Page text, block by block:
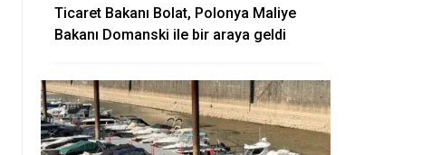
Ticaret Bakanı Bolat, Polonya Maliye
Bakanı Domanski ile bir araya geldi